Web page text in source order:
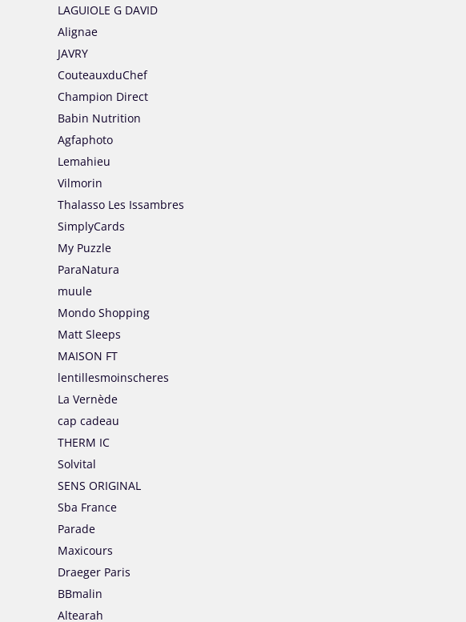
LAGUIOLE G DAVID
Alignae
JAVRY
CouteauxduChef
Champion Direct
Babin Nutrition
Agfaphoto
Lemahieu
Vilmorin
Thalasso Les Issambres
SimplyCards
My Puzzle
ParaNatura
muule
Mondo Shopping
Matt Sleeps
MAISON FT
lentillesmoinscheres
La Vernède
cap cadeau
THERM IC
Solvital
SENS ORIGINAL
Sba France
Parade
Maxicours
Draeger Paris
BBmalin
Altearah